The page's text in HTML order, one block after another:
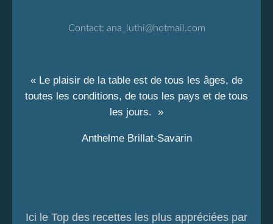
Contact: ana_luthi@hotmail.com
« Le plaisir de la table est de tous les âges, de
toutes les conditions, de tous les pays et de tous
les jours. »
Anthelme Brillat-Savarin
Ici le Top des recettes les plus appréciées par